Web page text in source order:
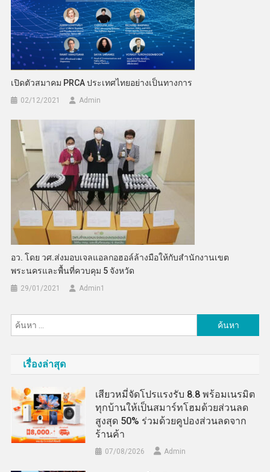
เปิดตัวสมาคม PRCA ประเทศไทยอย่างเป็นทางการ
02/12/2021 Admin
อว. โดย วศ.ส่งมอบเจลแอลกอฮอล์ล้างมือให้กับสำนักงานเขต
พระนครและพื้นที่ควบคุม 5 จังหวัด
29/01/2021 Admin​1
สำหรับ:
เรื่องล่าสุด
เสียวหมี่จัดโปรแรงรับ 8.8 พร้อมเนรมิต
ทุกบ้านให้เป็นสมาร์ทโฮมด้วยส่วนลด
สูงสุด 50% ร่วมด้วยคูปองส่วนลดจาก
ร้านค้า
07/08/2026 Admin